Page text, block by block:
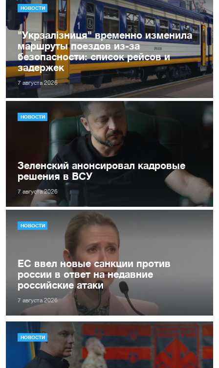
НОВОСТИ
"Укрзалізниця" временно изменила
маршруты поездов из-за
безопасности: список рейсов и
задержек
7 августа 2026
НОВОСТИ
Зеленский анонсировал кадровые
решения в ВСУ
7 августа 2026
НОВОСТИ
ЕС ввел новые санкции против
россии в ответ на недавние
российские атаки
7 августа 2026
НОВОСТИ